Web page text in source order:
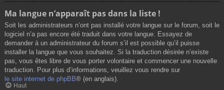
Ma langue n’apparaît pas dans la liste !
Soit les administrateurs n’ont pas installé votre langue sur le forum, soit le
logiciel n’a pas encore été traduit dans votre langue. Essayez de
demander à un administrateur du forum s’il est possible qu’il puisse
installer la langue que vous souhaitez. Si la traduction désirée n’existe
pas, vous êtes libre de vous porter volontaire et commencer une nouvelle
traduction. Pour plus d’informations, veuillez vous rendre sur
le site internet de phpBB® (en anglais).
Haut